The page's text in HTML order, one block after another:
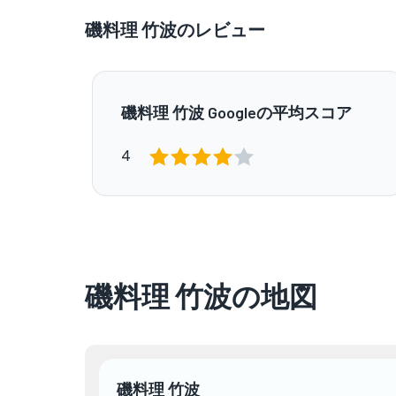
磯料理 竹波のレビュー
磯料理 竹波 Googleの平均スコア
4
磯料理 竹波の地図
磯料理 竹波